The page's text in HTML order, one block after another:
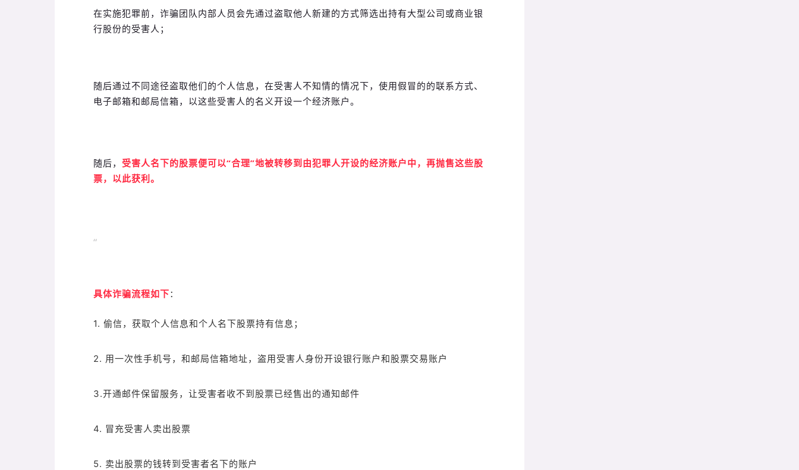
在实施犯罪前，诈骗团队内部人员会先通过盗取他人新建的方式筛选出持有大型公司或商业银
行股份的受害人；
随后通过不同途径盗取他们的个人信息，在受害人不知情的情况下，使用假冒的的联系方式、
电子邮箱和邮局信箱，以这些受害人的名义开设一个经济账户。
随后， 受害人名下的股票便可以“合理”地被转移到由犯罪人开设的经济账户中，再抛售这些股
票，以此获利。
“
具体诈骗流程如下：
1. 偷信，获取个人信息和个人名下股票持有信息；
2. 用一次性手机号，和邮局信箱地址，盗用受害人身份开设银行账户和股票交易账户
3.开通邮件保留服务，让受害者收不到股票已经售出的通知邮件
4. 冒充受害人卖出股票
5. 卖出股票的钱转到受害者名下的账户